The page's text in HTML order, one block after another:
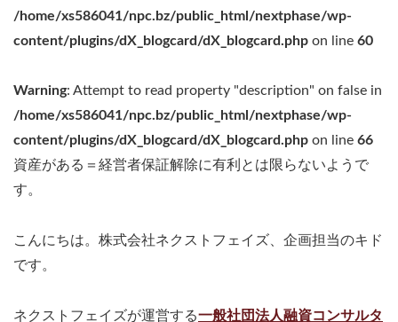
/home/xs586041/npc.bz/public_html/nextphase/wp-
content/plugins/dX_blogcard/dX_blogcard.php on line 60
Warning: Attempt to read property "description" on false in
/home/xs586041/npc.bz/public_html/nextphase/wp-
content/plugins/dX_blogcard/dX_blogcard.php on line 66
資産がある＝経営者保証解除に有利とは限らないようで
す。
こんにちは。株式会社ネクストフェイズ、企画担当のキド
です。
ネクストフェイズが運営する一般社団法人融資コンサルタ